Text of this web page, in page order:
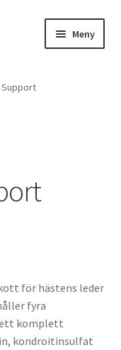
Meny
för hästens leder
fyra
komplett
kondroitinsulfat